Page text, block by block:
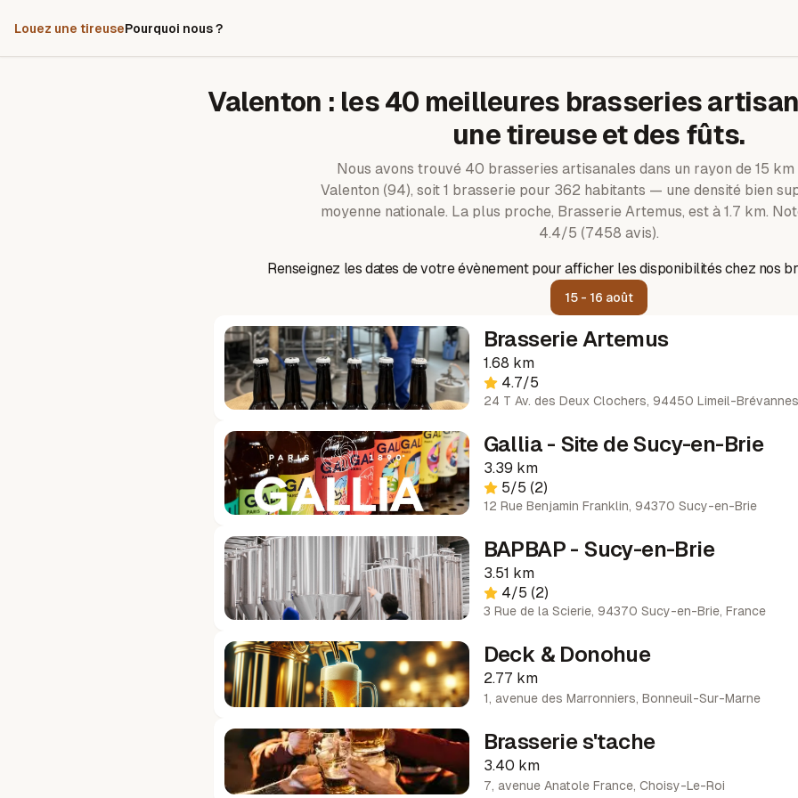
Louez une tireusePourquoi nous ?
Valenton : les 40 meilleures brasseries
une tireuse et des fûts.
Nous avons trouvé 40 brasseries artisanales dans un rayon de 15 km
Valenton (94), soit 1 brasserie pour 362 habitants — une densité bien
moyenne nationale. La plus proche, Brasserie Artemus, est à 1.7 km.
4.4/5 (7458 avis).
Renseignez les dates de votre évènement pour afficher les disponibilités chez nos
15 - 16 août
Brasserie Artemus
1.68 km
4.7/5
24 T Av. des Deux Clochers, 94450 Limeil-
Gallia - Site de Sucy-en-Brie
3.39 km
5/5 (2)
12 Rue Benjamin Franklin, 94370 Sucy-en-Brie
BAPBAP - Sucy-en-Brie
3.51 km
4/5 (2)
3 Rue de la Scierie, 94370 Sucy-en-Brie, France
Deck & Donohue
2.77 km
1, avenue des Marronniers, Bonneuil-Sur-Marne
Brasserie s'tache
3.40 km
7, avenue Anatole France, Choisy-Le-Roi